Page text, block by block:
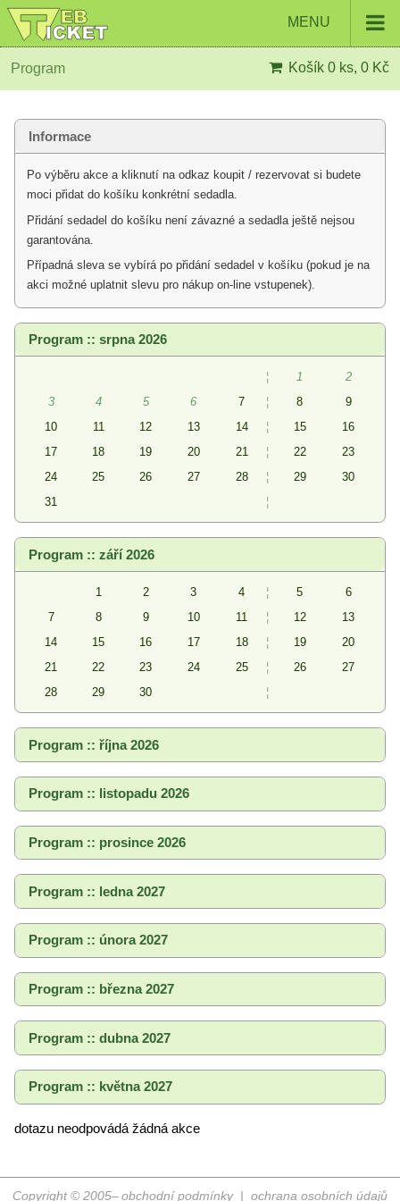
MENU
Program Košík 0 ks, 0 Kč
Informace
Po výběru akce a kliknutí na odkaz koupit / rezervovat si budete
moci přidat do košíku konkrétní sedadla.
Přidání sedadel do košíku není závazné a sedadla ještě nejsou
garantována.
Případná sleva se vybírá po přidání sedadel v košíku (pokud je na
akci možné uplatnit slevu pro nákup on-line vstupenek).
Program :: srpna 2026
¦ 1
2
3
4 5 6 7 ¦ 8
9
10
11 12 13 14 ¦ 15
16
17
18 19 20 21 ¦ 22
23
24
25 26 27 28 ¦ 29
30
31
¦
Program :: září 2026
1 2 3 4 ¦ 5
6
7
8 9 10 11 ¦ 12
13
14
15 16 17 18 ¦ 19
20
21
22 23 24 25 ¦ 26
27
28
29 30 ¦
Program :: října 2026
Program :: listopadu 2026
Program :: prosince 2026
Program :: ledna 2027
Program :: února 2027
Program :: března 2027
Program :: dubna 2027
Program :: května 2027
dotazu neodpovádá žádná akce
obchodní podmínky|ochrana osobních údajů
Copyright © 2005–